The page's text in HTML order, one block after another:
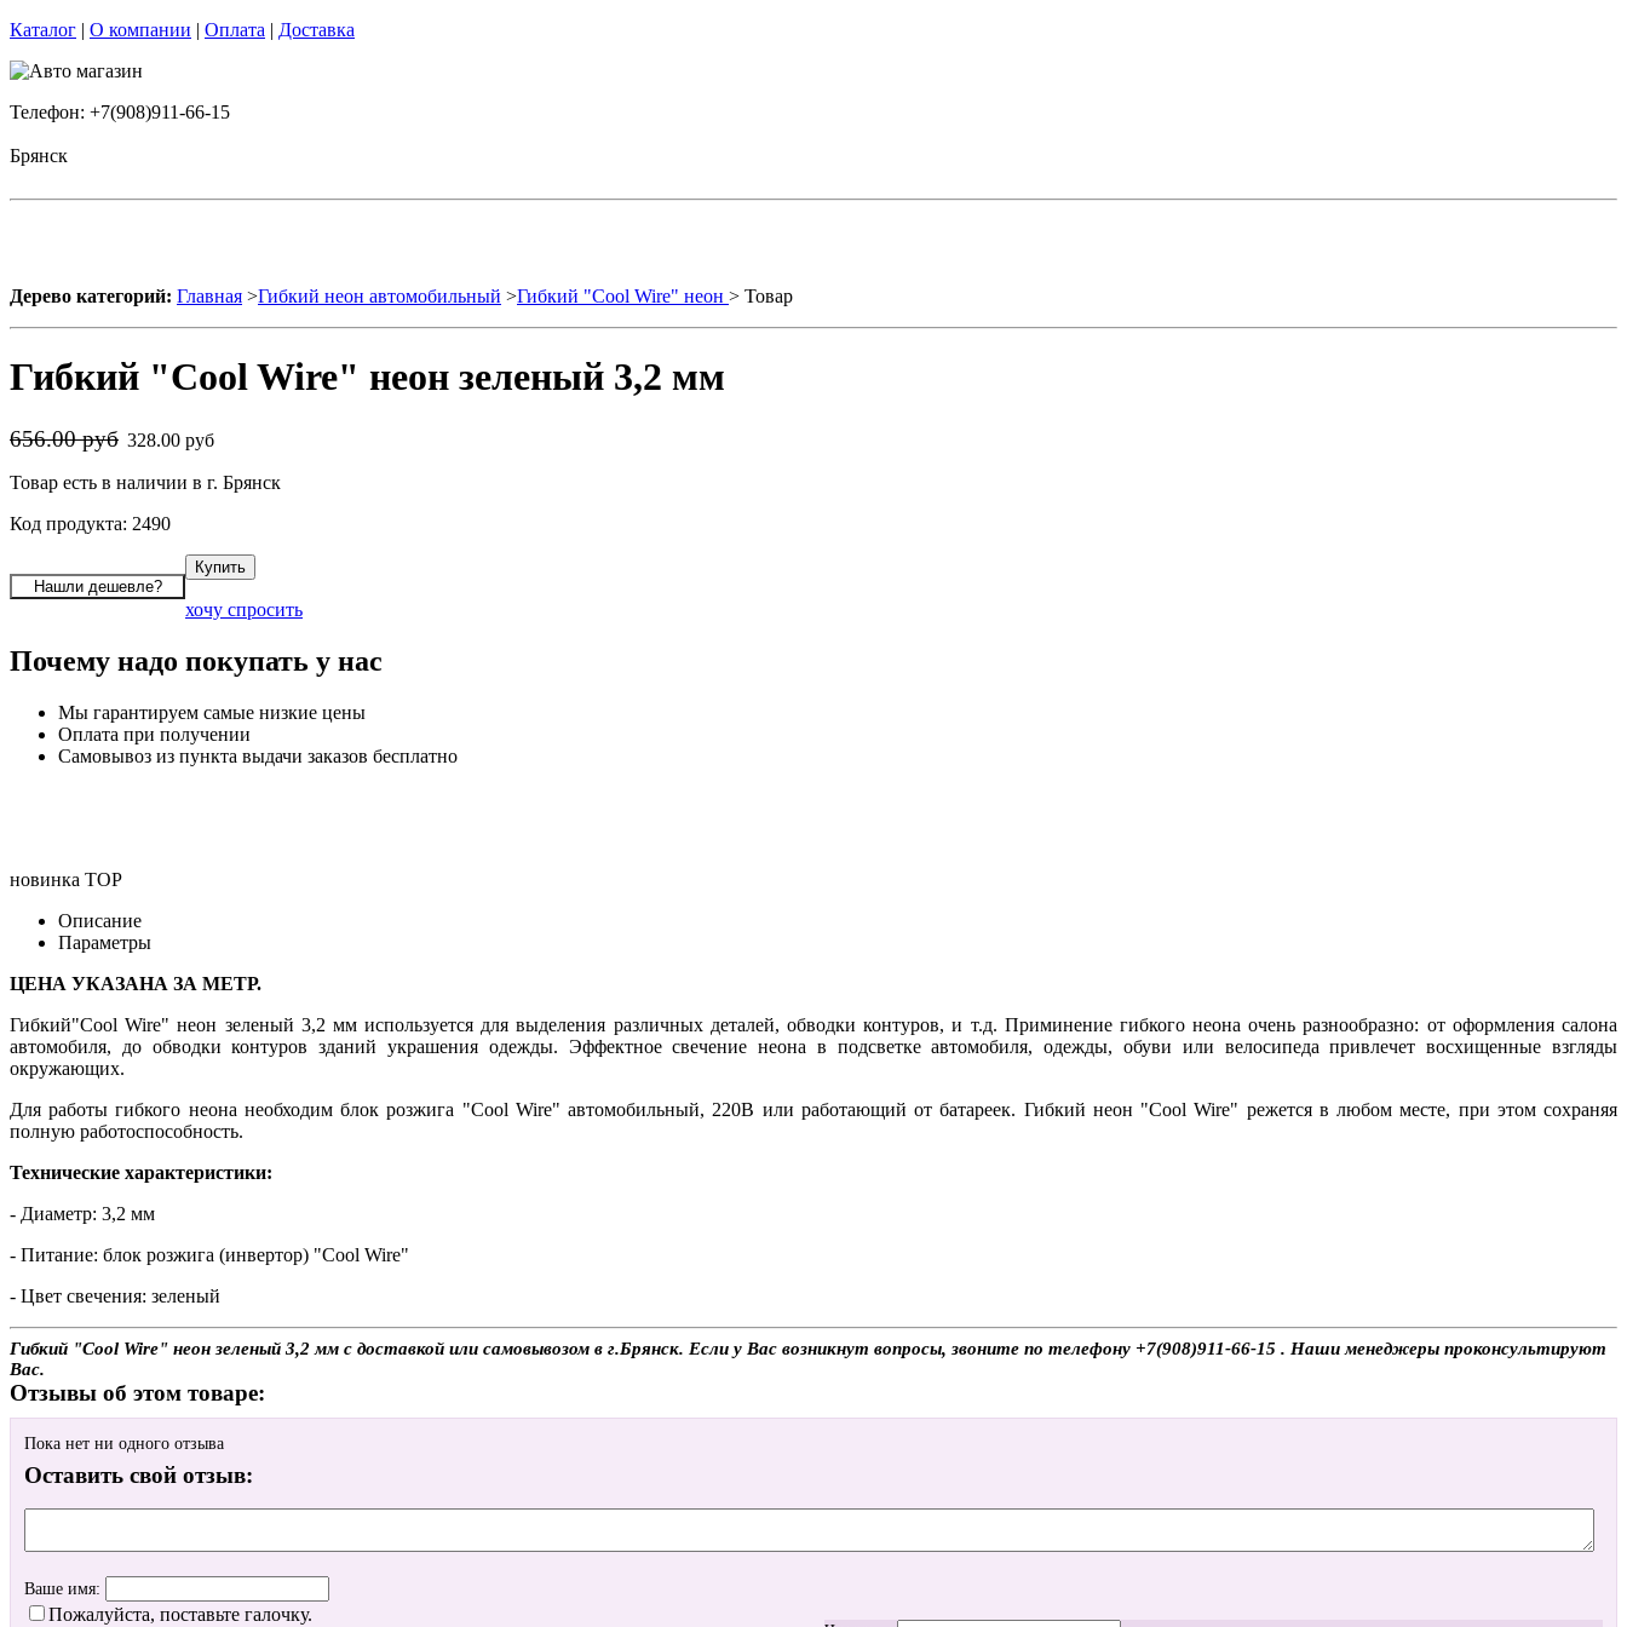
Каталог | О компании | Оплата | Доставка
Телефон: +7(908)911-66-15
Брянск
Дерево категорий: Главная >Гибкий неон автомобильный >Гибкий "Cool Wire" неон > Товар
Гибкий "Cool Wire" неон зеленый 3,2 мм
656.00 руб 328.00 руб
Товар есть в наличии в г. Брянск
Код продукта: 2490
хочу спросить
Почему надо покупать у нас
Мы гарантируем самые низкие цены
Оплата при получении
Самовывоз из пункта выдачи заказов бесплатно
новинка TOP
Описание
Параметры
ЦЕНА УКАЗАНА ЗА МЕТР.
Гибкий"Cool Wire" неон зеленый 3,2 мм используется для выделения различных деталей, обводки контуров, и т.д. Приминение гибкого неона очень разнообразно: от оформления салона
автомобиля, до обводки контуров зданий украшения одежды. Эффектное свечение неона в подсветке автомобиля, одежды, обуви или велосипеда привлечет восхищенные взгляды
окружающих.
Для работы гибкого неона необходим блок розжига "Cool Wire" автомобильный, 220В или работающий от батареек. Гибкий неон "Cool Wire" режется в любом месте, при этом сохраняя
полную работоспособность.
Технические характеристики:
- Диаметр: 3,2 мм
- Питание: блок розжига (инвертор) "Cool Wire"
- Цвет свечения: зеленый
Гибкий "Cool Wire" неон зеленый 3,2 мм с доставкой или самовывозом в г.Брянск. Если у Вас возникнут вопросы, звоните по телефону +7(908)911-66-15 . Наши менеджеры проконсультируют
Вас.
Отзывы об этом товаре:
Пока нет ни одного отзыва
Оставить свой отзыв:
Ваше имя:
Пожалуйста, поставьте галочку.